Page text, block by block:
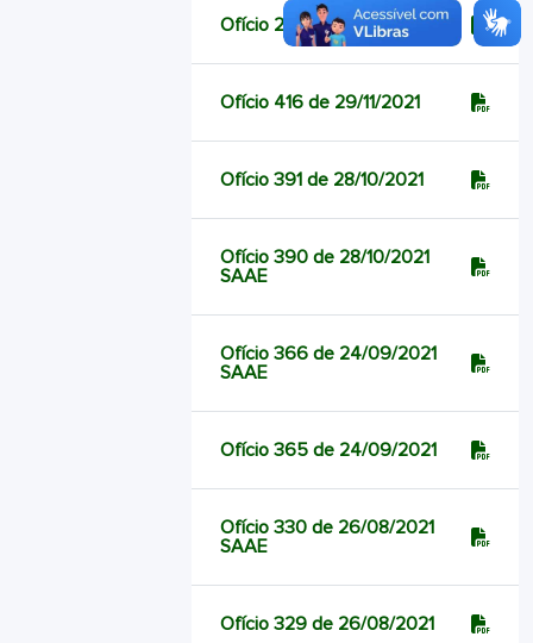
Ofício 212 de 12/05/2023
Ofício 416 de 29/11/2021
Ofício 391 de 28/10/2021
Ofício 390 de 28/10/2021
SAAE
Ofício 366 de 24/09/2021
SAAE
Ofício 365 de 24/09/2021
Ofício 330 de 26/08/2021
SAAE
Ofício 329 de 26/08/2021